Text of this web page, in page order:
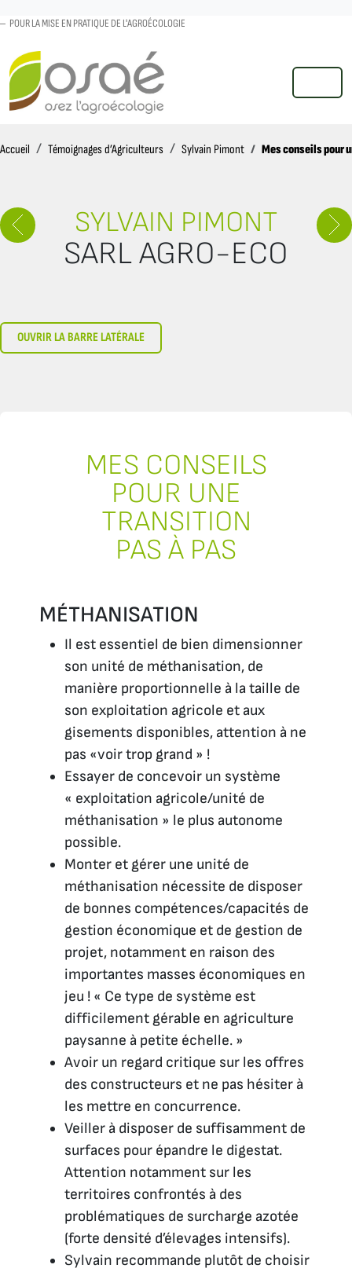
POUR LA MISE EN PRATIQUE DE L'AGROÉCOLOGIE
MENU
Accueil AccueilTémoignages d’Agriculteurs Sylvain Pimont Mes conseils pour
SYLVAIN PIMONT
SARL AGRO-ECO
OUVRIR LA BARRE LATÉRALE
MES CONSEILS
POUR UNE
TRANSITION
PAS À PAS
MÉTHANISATION
Il est essentiel de bien dimensionner
son unité de méthanisation, de
manière proportionnelle à la taille de
son exploitation agricole et aux
gisements disponibles, attention à ne
pas «voir trop grand » !
Essayer de concevoir un système
« exploitation agricole/unité de
méthanisation » le plus autonome
possible.
Monter et gérer une unité de
méthanisation nécessite de disposer
de bonnes compétences/capacités de
gestion économique et de gestion de
projet, notamment en raison des
importantes masses économiques en
jeu ! « Ce type de système est
difficilement gérable en agriculture
paysanne à petite échelle. »
Avoir un regard critique sur les offres
des constructeurs et ne pas hésiter à
les mettre en concurrence.
Veiller à disposer de suffisamment de
surfaces pour épandre le digestat.
Attention notamment sur les
territoires confrontés à des
problématiques de surcharge azotée
(forte densité d’élevages intensifs).
Sylvain recommande plutôt de choisir